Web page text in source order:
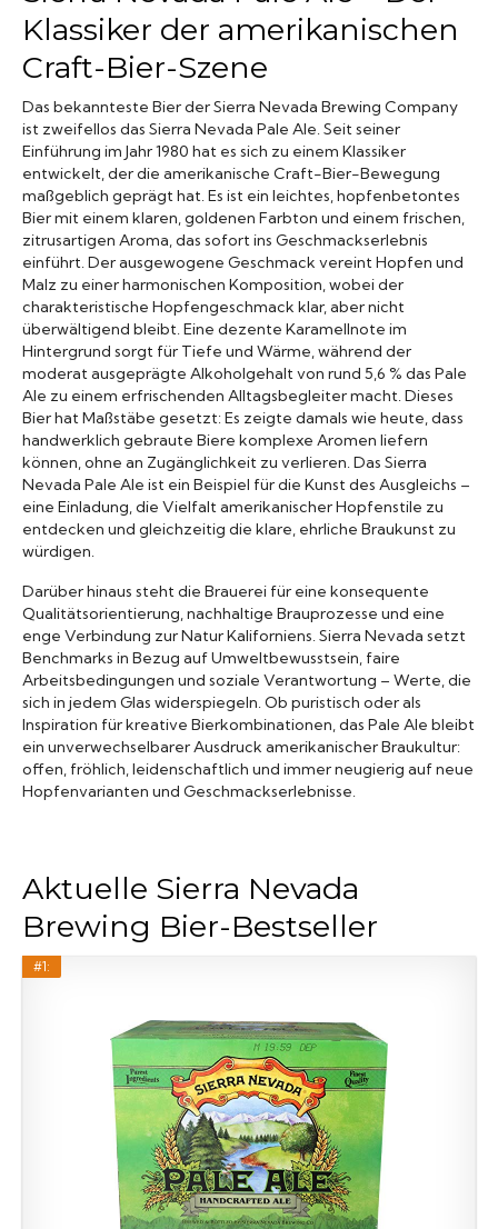
Klassiker der amerikanischen
Craft-Bier-Szene
Das bekannteste Bier der Sierra Nevada Brewing Company
ist zweifellos das Sierra Nevada Pale Ale. Seit seiner
Einführung im Jahr 1980 hat es sich zu einem Klassiker
entwickelt, der die amerikanische Craft-Bier-Bewegung
maßgeblich geprägt hat. Es ist ein leichtes, hopfenbetontes
Bier mit einem klaren, goldenen Farbton und einem frischen,
zitrusartigen Aroma, das sofort ins Geschmackserlebnis
einführt. Der ausgewogene Geschmack vereint Hopfen und
Malz zu einer harmonischen Komposition, wobei der
charakteristische Hopfengeschmack klar, aber nicht
überwältigend bleibt. Eine dezente Karamellnote im
Hintergrund sorgt für Tiefe und Wärme, während der
moderat ausgeprägte Alkoholgehalt von rund 5,6 % das Pale
Ale zu einem erfrischenden Alltagsbegleiter macht. Dieses
Bier hat Maßstäbe gesetzt: Es zeigte damals wie heute, dass
handwerklich gebraute Biere komplexe Aromen liefern
können, ohne an Zugänglichkeit zu verlieren. Das Sierra
Nevada Pale Ale ist ein Beispiel für die Kunst des Ausgleichs –
eine Einladung, die Vielfalt amerikanischer Hopfenstile zu
entdecken und gleichzeitig die klare, ehrliche Braukunst zu
würdigen.
Darüber hinaus steht die Brauerei für eine konsequente
Qualitätsorientierung, nachhaltige Brauprozesse und eine
enge Verbindung zur Natur Kaliforniens. Sierra Nevada setzt
Benchmarks in Bezug auf Umweltbewusstsein, faire
Arbeitsbedingungen und soziale Verantwortung – Werte, die
sich in jedem Glas widerspiegeln. Ob puristisch oder als
Inspiration für kreative Bierkombinationen, das Pale Ale bleibt
ein unverwechselbarer Ausdruck amerikanischer Braukultur:
offen, fröhlich, leidenschaftlich und immer neugierig auf neue
Hopfenvarianten und Geschmackserlebnisse.
Aktuelle Sierra Nevada
Brewing Bier-Bestseller
#1: